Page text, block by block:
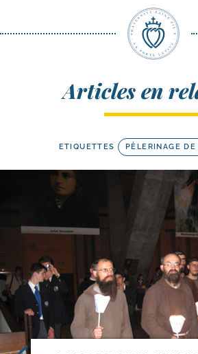
Articles en
ETIQUETTES PÈLERINAGE DE